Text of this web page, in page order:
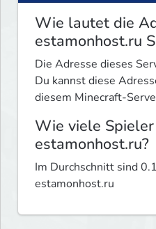
Wie lautet die
estamonhost.ru
Die Adresse dieses
Du kannst diese
diesem Minecraft-
Wie viele
estamonhost.ru?
Im Durchschnitt sind
estamonhost.ru